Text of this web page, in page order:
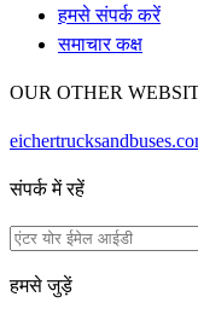
हमसे संपर्क करें
समाचार कक्ष
OUR OTHER
संपर्क में रहें
हमसे जुड़ें